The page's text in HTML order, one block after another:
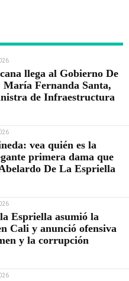
llega al Gobierno De
Fernanda Santa,
de Infraestructura
vea quién es la
primera dama que
De La Espriella
Espriella asumió la
Cali y anunció ofensiva
y la corrupción